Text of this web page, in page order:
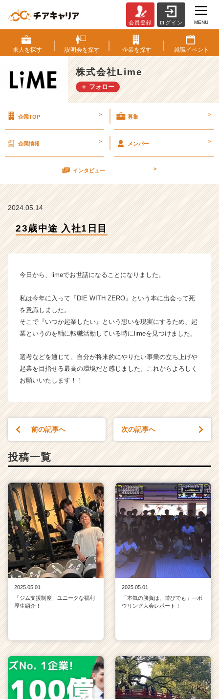
3
歳
中
途
入
社
【株
社
L
イ
ラ
ン】
ャ
ー・
長
企
カ
く
就
活
サ
イ
ト
チ
ア
キ
ャ
リ
ア
h
C
a
e
r）
会員登録 ログイン MENU
求人を探す 説明会を探す 企業を探す 就職イベント
株式会社Lime
＋ フォロー
企業TOP > 募集 >
企業情報 > メンバー >
インタビュー >
2024.05.14
23歳中途 入社1日目
今日から、limeでお世話になることになりました。
私は今年に入って『DIE WITH ZERO』という本に出会って死
を意識しました。
そこで『いつか起業したい』という想いを現実にするため、起
業というのを軸に転職活動している時にlimeを見つけました。
選考などを通じて、自分が将来的にやりたい事業の立ち上げや
起業を目指せる最高の環境だと感じました。これからよろしく
お願いいたします！！
前の記事へ 次の記事へ
投稿一覧
2025.05.01
「ジム支援制度」ユニークな福利
厚生紹介！
2025.05.01
「本気の勝負は、遊びでも」—ボ
ウリング大会レポート！